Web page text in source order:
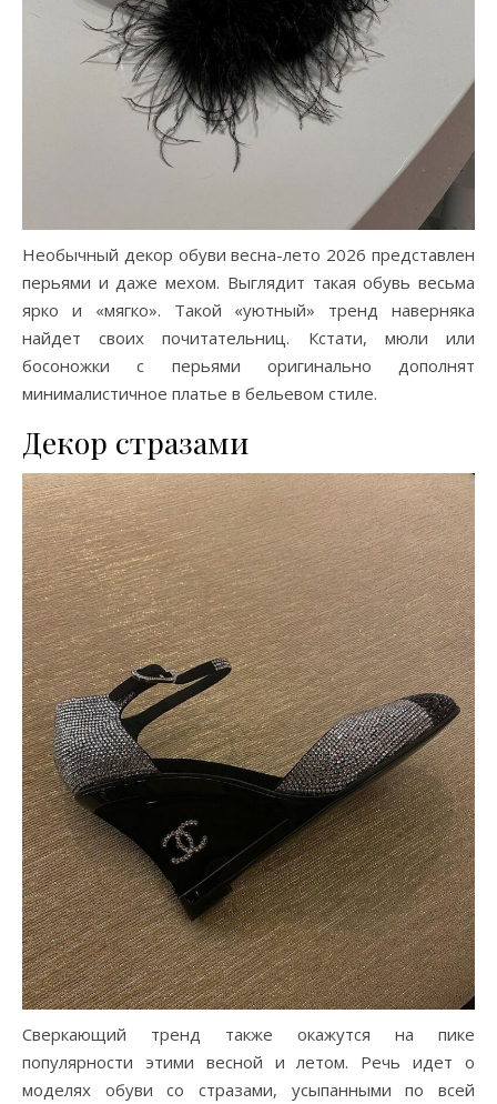
Необычный декор обуви весна-лето 2026 представлен
перьями и даже мехом. Выглядит такая обувь весьма
ярко и «мягко». Такой «уютный» тренд наверняка
найдет своих почитательниц. Кстати, мюли или
босоножки с перьями оригинально дополнят
минималистичное платье в бельевом стиле.
Декор стразами
Сверкающий тренд также окажутся на пике
популярности этими весной и летом. Речь идет о
моделях обуви со стразами, усыпанными по всей